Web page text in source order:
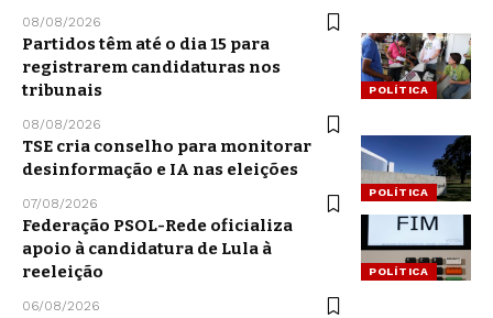
08/08/2026
POLÍTICA
Partidos têm até o dia 15 para
registrarem candidaturas nos
tribunais
08/08/2026
POLÍTICA
TSE cria conselho para monitorar
desinformação e IA nas eleições
07/08/2026
POLÍTICA
Federação PSOL-Rede oficializa
apoio à candidatura de Lula à
reeleição
06/08/2026